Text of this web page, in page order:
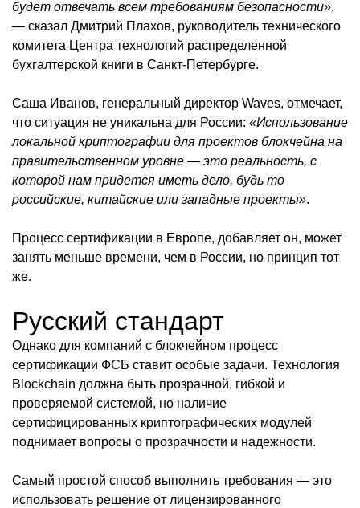
будет отвечать всем требованиям безопасности»,
— сказал Дмитрий Плахов, руководитель технического
комитета Центра технологий распределенной
бухгалтерской книги в Санкт-Петербурге.
Саша Иванов, генеральный директор Waves, отмечает,
что ситуация не уникальна для России: «Использование
локальной криптографии для проектов блокчейна на
правительственном уровне — это реальность, с
которой нам придется иметь дело, будь то
российские, китайские или западные проекты».
Процесс сертификации в Европе, добавляет он, может
занять меньше времени, чем в России, но принцип тот
же.
Русский стандарт
Однако для компаний с блокчейном процесс
сертификации ФСБ ставит особые задачи. Технология
Blockchain должна быть прозрачной, гибкой и
проверяемой системой, но наличие
сертифицированных криптографических модулей
поднимает вопросы о прозрачности и надежности.
Самый простой способ выполнить требования — это
использовать решение от лицензированного